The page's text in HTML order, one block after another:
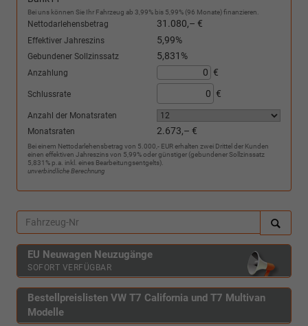
Bei uns können Sie Ihr Fahrzeug ab 3,99% bis 5,99% (96 Monate) finanzieren.
Nettodarlehensbetrag 31.080,– €
Effektiver Jahreszins 5,99%
Gebundener Sollzinssatz 5,831%
Anzahlung €
Schlussrate €
Anzahl der Monatsraten
Monatsraten
2.673,– €
Bei einem Nettodarlehensbetrag von 5.000,- EUR erhalten zwei Drittel der Kunden
einen effektiven Jahreszins von 5,99% oder günstiger (gebundener Sollzinssatz
5,831% p.a. inkl. eines Bearbeitungsentgelts).
unverbindliche Berechnung
EU Neuwagen Neuzugänge
SOFORT VERFÜGBAR
Bestellpreislisten VW T7 California und T7 Multivan
Modelle